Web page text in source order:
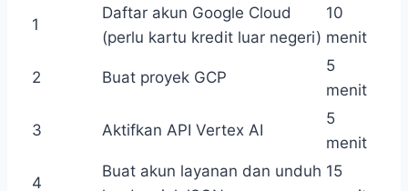
1
Daftar akun Google Cloud
(perlu kartu kredit luar negeri)
10
menit
2 Buat proyek GCP
5
menit
3 Aktifkan API Vertex AI
5
menit
4
Buat akun layanan dan unduh 15